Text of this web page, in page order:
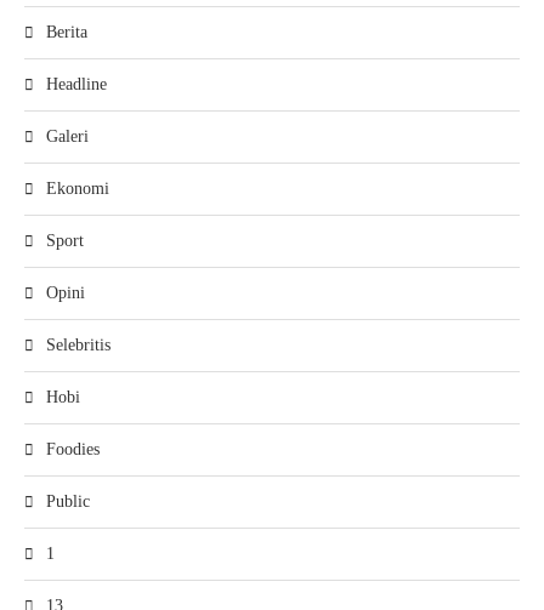
Berita
Headline
Galeri
Ekonomi
Sport
Opini
Selebritis
Hobi
Foodies
Public
1
13